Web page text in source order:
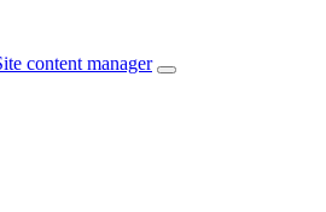
content manager